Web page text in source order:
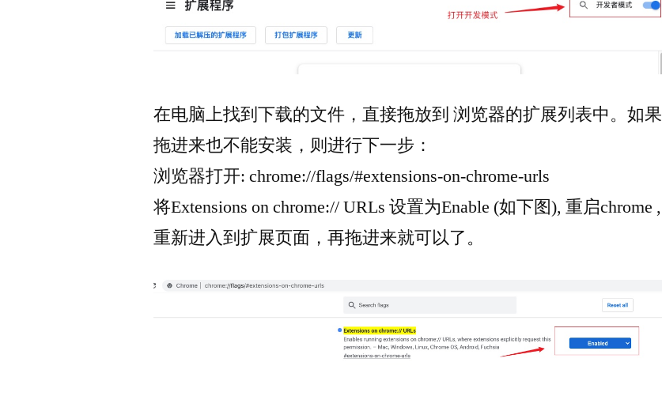
在电脑上找到下载的文件，直接拖放到 浏览器的扩展列表中。如果
拖进来也不能安装，则进行下一步：
浏览器打开: chrome://flags/#extensions-on-chrome-urls
将Extensions on chrome:// URLs 设置为Enable (如下图), 重启chrome ,
重新进入到扩展页面，再拖进来就可以了。